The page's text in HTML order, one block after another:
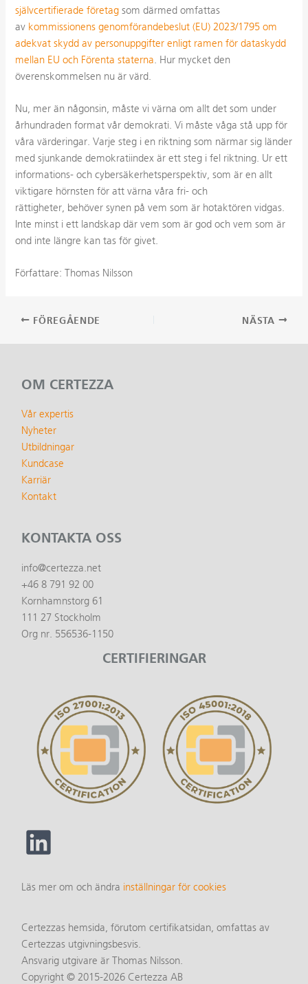
självcertifierade företag som därmed omfattas
av kommissionens genomförandebeslut (EU) 2023/1795 om
adekvat skydd av personuppgifter enligt ramen för dataskydd
mellan EU och Förenta staterna. Hur mycket den
överenskommelsen nu är värd.
Nu, mer än någonsin, måste vi värna om allt det som under
århundraden format vår demokrati. Vi måste våga stå upp för
våra värderingar. Varje steg i en riktning som närmar sig länder
med sjunkande demokratiindex är ett steg i fel riktning. Ur ett
informations- och cybersäkerhetsperspektiv, som är en allt
viktigare hörnsten för att värna våra fri- och
rättigheter, behöver synen på vem som är hotaktören vidgas.
Inte minst i ett landskap där vem som är god och vem som är
ond inte längre kan tas för givet.
Författare: Thomas Nilsson
Inläggsnavigering
FÖREGÅENDE NÄSTA
OM CERTEZZA
Vår expertis
Nyheter
Utbildningar
Kundcase
Karriär
Kontakt
KONTAKTA OSS
info@certezza.net
+46 8 791 92 00
Kornhamnstorg 61
111 27 Stockholm
Org nr. 556536-1150
CERTIFIERINGAR
Läs mer om och ändra inställningar för cookies
Certezzas hemsida, förutom certifikatsidan, omfattas av
Certezzas utgivningsbesvis.
Ansvarig utgivare är Thomas Nilsson.
Copyright © 2015-2026 Certezza AB